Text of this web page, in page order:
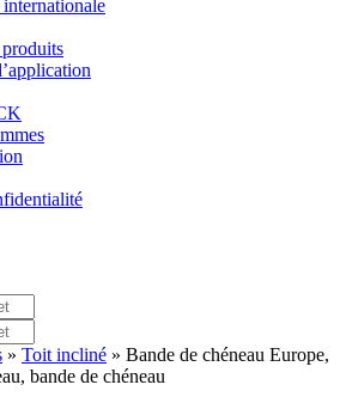
» Toit incliné » Bande de chéneau Europe,
bande de chéneau